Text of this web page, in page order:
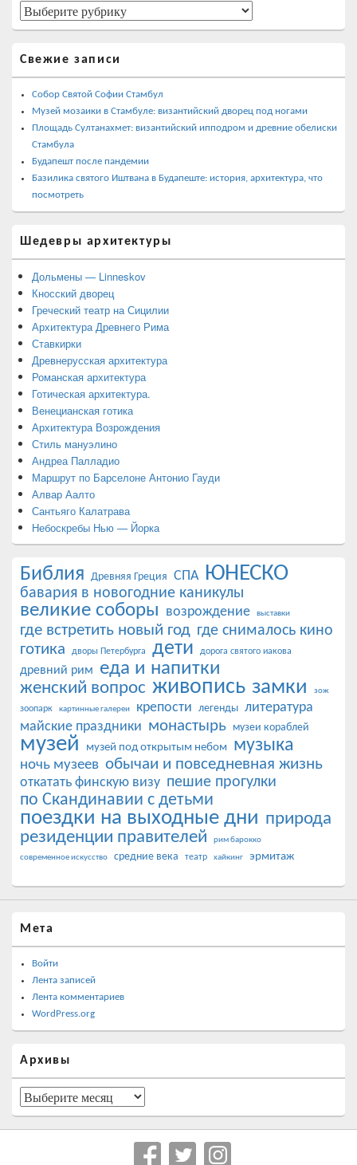
панели
Страны
Свежие записи
Собор Святой Софии Стамбул
Музей мозаики в Стамбуле: византийский дворец под ногами
Площадь Султанахмет: византийский ипподром и древние обелиски
Стамбула
Будапешт после пандемии
Базилика святого Иштвана в Будапеште: история, архитектура, что
посмотреть
Шедевры архитектуры
Дольмены — Linneskov
Кносский дворец
Греческий театр на Сицилии
Архитектура Древнего Рима
Ставкирки
Древнерусская архитектура
Романская архитектура
Готическая архитектура.
Венецианская готика
Архитектура Возрождения
Стиль мануэлино
Андреа Палладио
Маршрут по Барселоне Антонио Гауди
Алвар Аалто
Сантьяго Калатрава
Небоскребы Нью — Йорка
Библия Древняя Греция СПА ЮНЕСКО
бавария в новогодние каникулы
великие соборы возрождение выставки
где встретить новый год где снималось кино
готика дворы Петербурга дети дорога святого иакова
древний рим еда и напитки
женский вопрос живопись замки зож
зоопарк картинные галереи крепости легенды литература
майские праздники монастырь музеи кораблей
музей музей под открытым небом музыка
ночь музеев обычаи и повседневная жизнь
откатать финскую визу пешие прогулки
по Скандинавии с детьми
поездки на выходные дни природа
резиденции правителей
рим барокко
современное искусство
средние века театр хайкинг эрмитаж
Мета
Войти
Лента записей
Лента комментариев
WordPress.org
Архивы
Архивы